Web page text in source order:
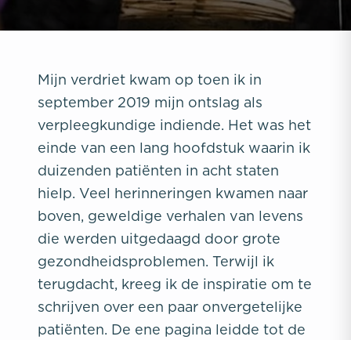
Mijn verdriet kwam op toen ik in
september 2019 mijn ontslag als
verpleegkundige indiende. Het was het
einde van een lang hoofdstuk waarin ik
duizenden patiënten in acht staten
hielp. Veel herinneringen kwamen naar
boven, geweldige verhalen van levens
die werden uitgedaagd door grote
gezondheidsproblemen. Terwijl ik
terugdacht, kreeg ik de inspiratie om te
schrijven over een paar onvergetelijke
patiënten. De ene pagina leidde tot de